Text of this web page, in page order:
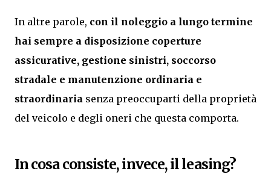
In altre parole, con il noleggio a lungo termine
hai sempre a disposizione coperture
assicurative, gestione sinistri, soccorso
stradale e manutenzione ordinaria e
straordinaria senza preoccuparti della proprietà
del veicolo e degli oneri che questa comporta.
In cosa consiste, invece, il leasing?